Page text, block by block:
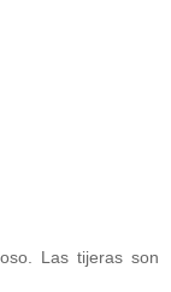
Las tijeras son